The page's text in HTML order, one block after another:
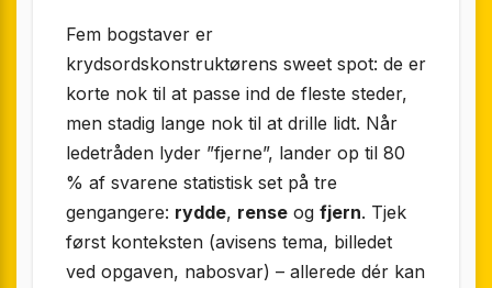
Fem bogstaver er
krydsordskonstruktørens sweet spot: de er
korte nok til at passe ind de fleste steder,
men stadig lange nok til at drille lidt. Når
ledetråden lyder ”fjerne”, lander op til 80
% af svarene statistisk set på tre
gengangere: rydde, rense og fjern. Tjek
først konteksten (avisens tema, billedet
ved opgaven, nabosvar) – allerede dér kan